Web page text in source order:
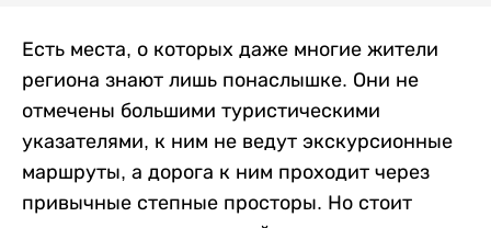
Есть места, о которых даже многие жители
региона знают лишь понаслышке. Они не
отмечены большими туристическими
указателями, к ним не ведут экскурсионные
маршруты, а дорога к ним проходит через
привычные степные просторы. Но стоит